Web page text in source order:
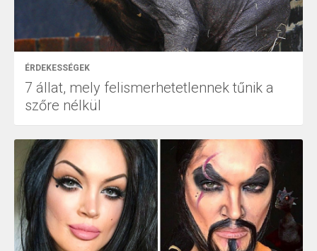
ÉRDEKESSÉGEK
7 állat, mely felismerhetetlennek tűnik a
szőre nélkül